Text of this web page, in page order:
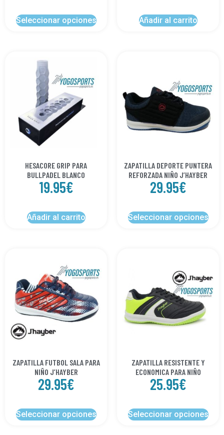
Seleccionar opciones Añadir al carrito
HESACORE GRIP PARA
BULLPADEL BLANCO
19.95€
Añadir al carrito
ZAPATILLA DEPORTE PUNTERA
REFORZADA NIÑO J’HAYBER
29.95€
Seleccionar opciones
ZAPATILLA FUTBOL SALA PARA
NIÑO J’HAYBER
29.95€
Seleccionar opciones
ZAPATILLA RESISTENTE Y
ECONOMICA PARA NIÑO
25.95€
Seleccionar opciones